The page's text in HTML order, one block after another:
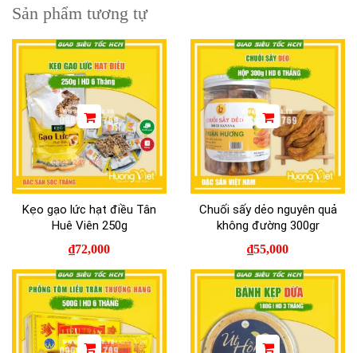
Sản phẩm tương tự
Kẹo gạo lức hạt điều Tân
Huê Viên 250g
₫72,000
Chuối sấy dẻo nguyên quả
không đường 300gr
₫55,000